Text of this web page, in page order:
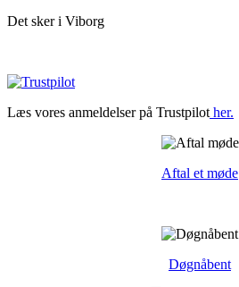
Det sker i Viborg
Læs vores anmeldelser på Trustpilot her.
Aftal et møde
Døgnåbent